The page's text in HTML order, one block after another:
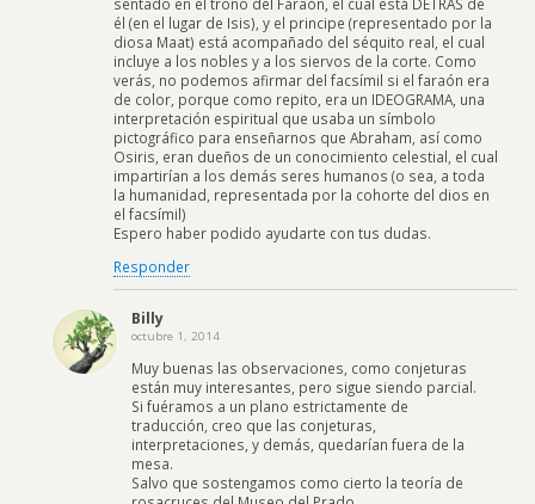
él (en el lugar de Isis), y el principe (representado por la
diosa Maat) está acompañado del séquito real, el cual
incluye a los nobles y a los siervos de la corte. Como
verás, no podemos afirmar del facsímil si el faraón era
de color, porque como repito, era un IDEOGRAMA, una
interpretación espiritual que usaba un símbolo
pictográfico para enseñarnos que Abraham, así como
Osiris, eran dueños de un conocimiento celestial, el cual
impartirían a los demás seres humanos (o sea, a toda
la humanidad, representada por la cohorte del dios en
el facsímil)
Espero haber podido ayudarte con tus dudas.
Responder
Billy
octubre 1, 2014
Muy buenas las observaciones, como conjeturas
están muy interesantes, pero sigue siendo parcial.
Si fuéramos a un plano estrictamente de
traducción, creo que las conjeturas,
interpretaciones, y demás, quedarían fuera de la
mesa.
Salvo que sostengamos como cierto la teoría de